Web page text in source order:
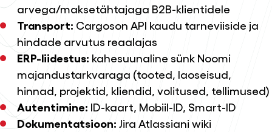
arvega/maksetähtajaga B2B-klientidele
Transport: Cargoson API kaudu tarneviiside ja
hindade arvutus reaalajas
ERP-liidestus: kahesuunaline sünk Noomi
majandustarkvaraga (tooted, laoseisud,
hinnad, projektid, kliendid, volitused, tellimused)
Autentimine: ID-kaart, Mobiil-ID, Smart-ID
Dokumentatsioon: Jira Atlassiani wiki